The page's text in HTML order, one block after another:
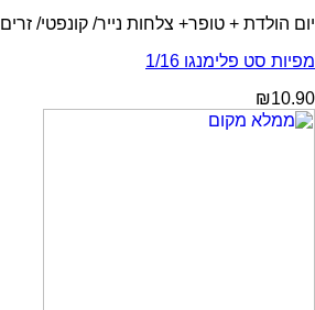
יום הולדת + טופר+ צלחות נייר/ קונפטי/ זרים
מפיות סט פלימנגו 1/16
₪10.90